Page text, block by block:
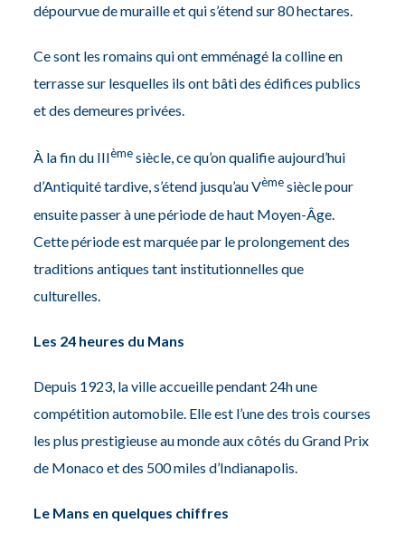
dépourvue de muraille et qui s’étend sur 80 hectares.
Ce sont les romains qui ont emménagé la colline en
terrasse sur lesquelles ils ont bâti des édifices publics
et des demeures privées.
À la fin du IIIèmesiècle, ce qu’on qualifie aujourd’hui
d’Antiquité tardive, s’étend jusqu’au Vèmesiècle pour
ensuite passer à une période de haut Moyen-Âge.
Cette période est marquée par le prolongement des
traditions antiques tant institutionnelles que
culturelles.
Les 24 heures du Mans
Depuis 1923, la ville accueille pendant 24h une
compétition automobile. Elle est l’une des trois courses
les plus prestigieuse au monde aux côtés du Grand Prix
de Monaco et des 500 miles d’Indianapolis.
Le Mans en quelques chiffres